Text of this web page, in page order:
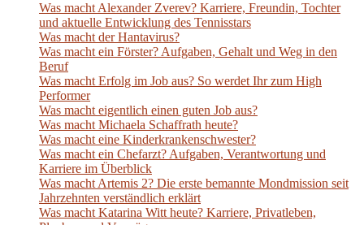
Was macht Alexander Zverev? Karriere, Freundin, Tochter
und aktuelle Entwicklung des Tennisstars
Was macht der Hantavirus?
Was macht ein Förster? Aufgaben, Gehalt und Weg in den
Beruf
Was macht Erfolg im Job aus? So werdet Ihr zum High
Performer
Was macht eigentlich einen guten Job aus?
Was macht Michaela Schaffrath heute?
Was macht eine Kinderkrankenschwester?
Was macht ein Chefarzt? Aufgaben, Verantwortung und
Karriere im Überblick
Was macht Artemis 2? Die erste bemannte Mondmission seit
Jahrzehnten verständlich erklärt
Was macht Katarina Witt heute? Karriere, Privatleben,